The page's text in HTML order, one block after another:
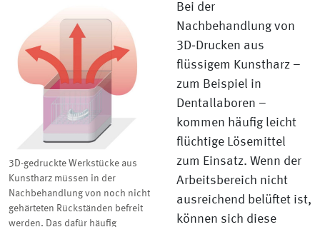
3D-gedruckte Werkstücke aus
Kunstharz müssen in der
Nachbehandlung von noch nicht
gehärteten Rückständen befreit
werden. Das dafür häufig
Bei der
Nachbehandlung von
3D‑Drucken aus
flüssigem Kunstharz –
zum Beispiel in
Dentallaboren –
kommen häufig leicht
flüchtige Lösemittel
zum Einsatz. Wenn der
Arbeitsbereich nicht
ausreichend belüftet ist,
können sich diese